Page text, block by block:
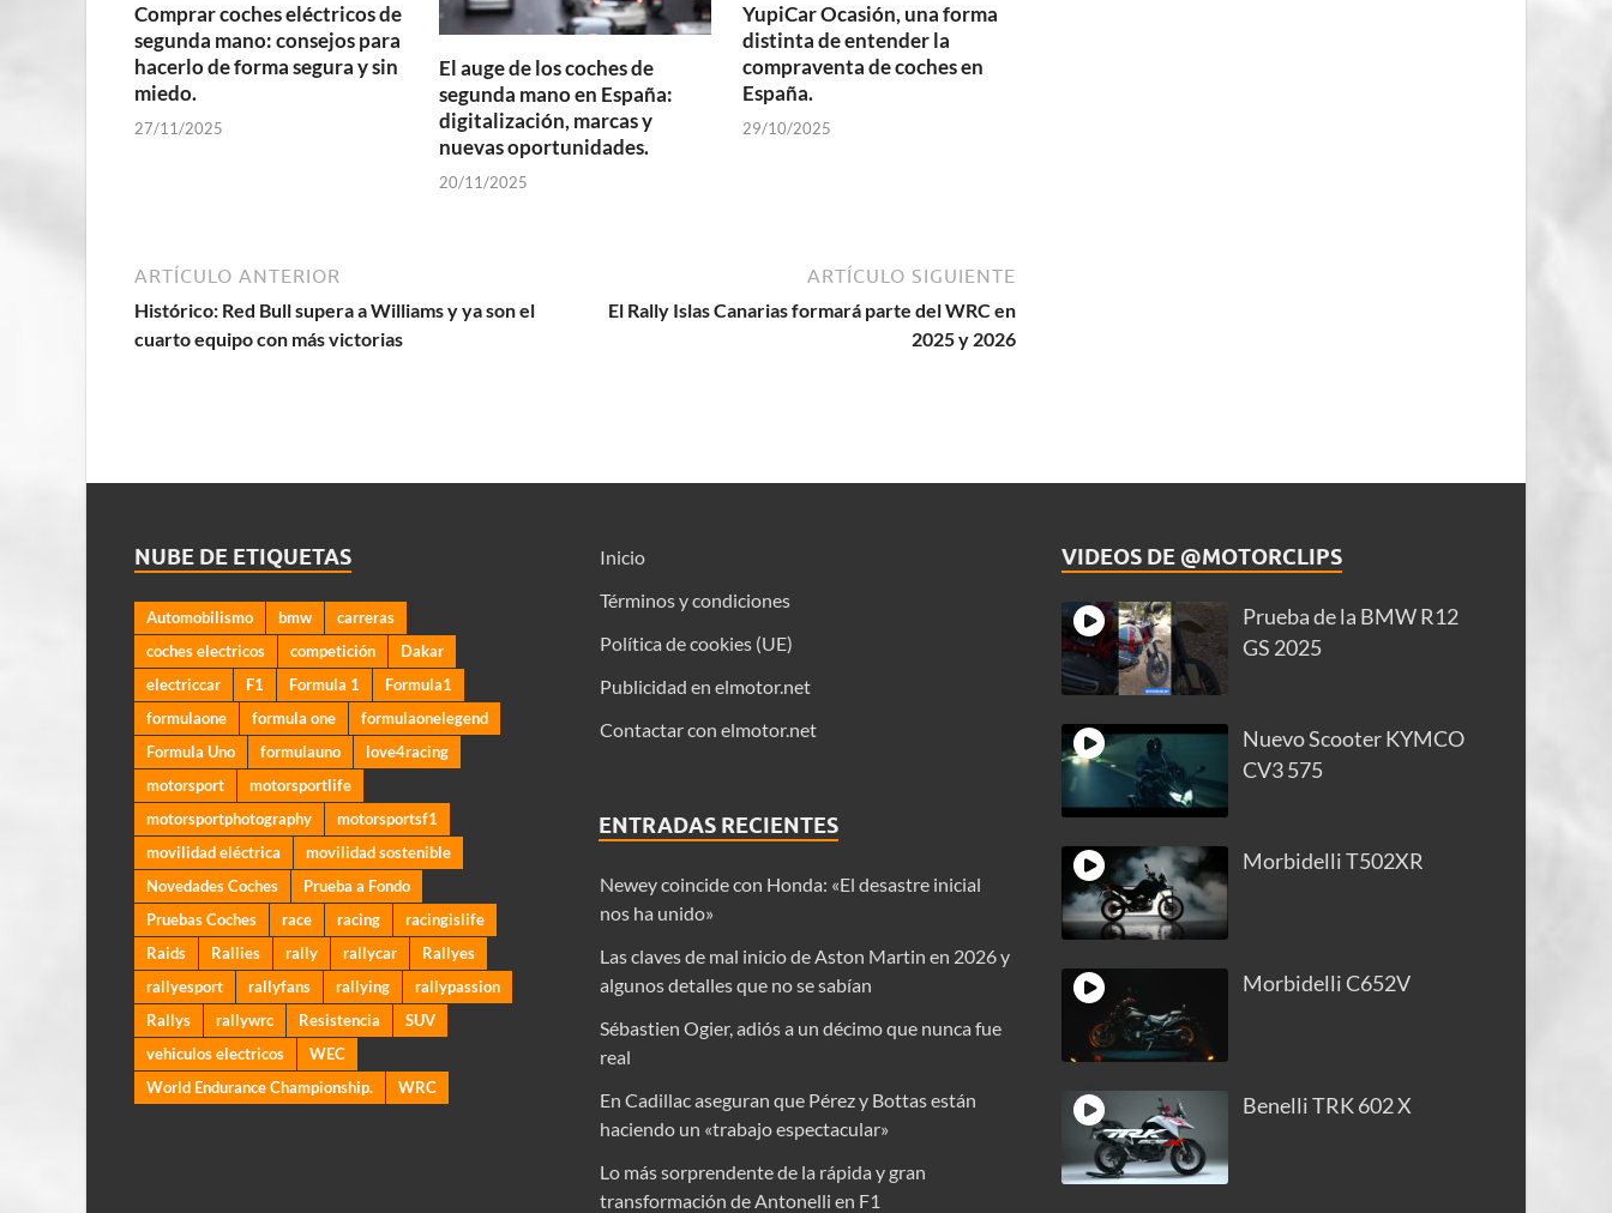
Comprar coches eléctricos de
segunda mano: consejos para
hacerlo de forma segura y sin
miedo.
27/11/2025
El auge de los coches de
segunda mano en España:
digitalización, marcas y
nuevas oportunidades.
20/11/2025
YupiCar Ocasión, una forma
distinta de entender la
compraventa de coches en
España.
29/10/2025
ARTÍCULO ANTERIOR
Histórico: Red Bull supera a Williams y ya son el
cuarto equipo con más victorias
ARTÍCULO SIGUIENTE
El Rally Islas Canarias formará parte del WRC en
2025 y 2026
NUBE DE ETIQUETAS
Automobilismo bmw
carreras
coches electricos
competición
Dakar
electriccar
F1 Formula 1
Formula1
formulaone
formula one
formulaonelegend
Formula Uno
formulauno
love4racing
motorsport
motorsportlife
motorsportphotography
motorsportsf1
movilidad eléctrica
movilidad sostenible
Novedades Coches
Prueba a Fondo
Pruebas Coches
race racing
racingislife
Raids
Rallies rally rallycar
Rallyes
rallyesport
rallyfans rallying
rallypassion
Rallys
rallywrc Resistencia
SUV
vehiculos electricos
WEC
World Endurance Championship.
WRC
Inicio
Términos y condiciones
Política de cookies (UE)
Publicidad en elmotor.net
Contactar con elmotor.net
ENTRADAS RECIENTES
Newey coincide con Honda: «El desastre inicial
nos ha unido»
Las claves de mal inicio de Aston Martin en 2026 y
algunos detalles que no se sabían
Sébastien Ogier, adiós a un décimo que nunca fue
real
En Cadillac aseguran que Pérez y Bottas están
haciendo un «trabajo espectacular»
Lo más sorprendente de la rápida y gran
transformación de Antonelli en F1
VIDEOS DE @MOTORCLIPS
Prueba de la BMW R12
GS 2025
Nuevo Scooter KYMCO
CV3 575
Morbidelli T502XR
Morbidelli C652V
Benelli TRK 602 X